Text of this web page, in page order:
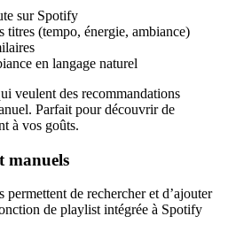
sur Spotify
titres (tempo, énergie, ambiance)
en langage naturel
veulent des recommandations
Parfait pour découvrir de
à vos goûts.
manuels
de rechercher et d’ajouter
de playlist intégrée à Spotify